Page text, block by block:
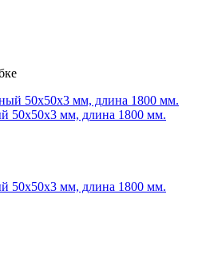
50х50х3 мм, длина 1800 мм.
50х50х3 мм, длина 1800 мм.